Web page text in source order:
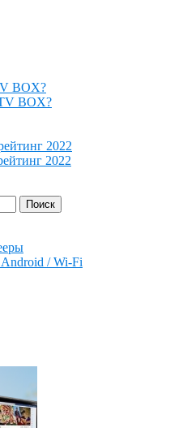
BOX?
BOX?
2022
2022
/ Wi-Fi